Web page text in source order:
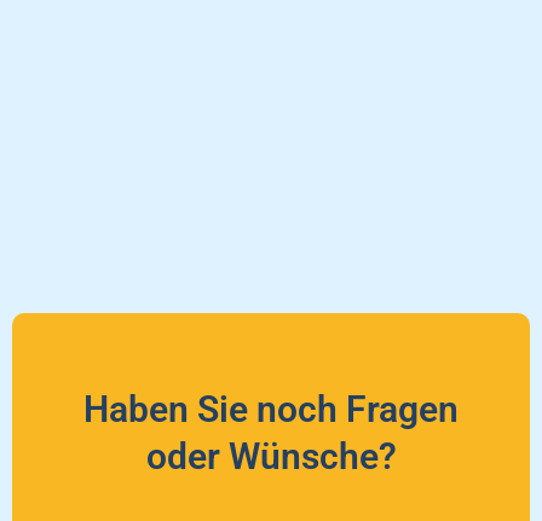
Haben Sie noch Fragen
oder Wünsche?